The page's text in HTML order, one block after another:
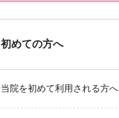
初めての方へ
当院を初めて利用される方へ